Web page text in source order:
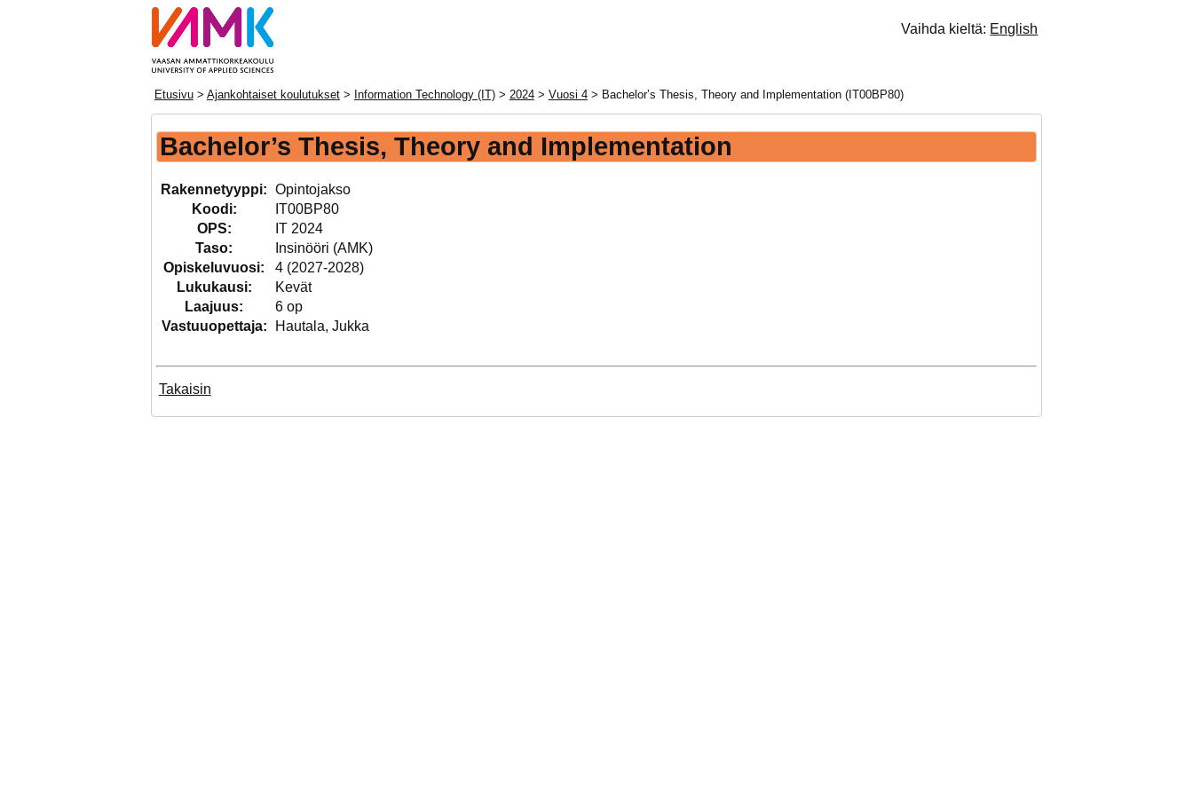
Vaihda kieltä: English
Etusivu> Ajankohtaiset koulutukset> Information Technology (IT)> 2024> Vuosi 4> Bachelor’s Thesis, Theory and Implementation (IT00BP80)
Bachelor’s Thesis, Theory and Implementation
Rakennetyyppi: Opintojakso
Koodi:
IT00BP80
OPS:
IT 2024
Taso:
Insinööri (AMK)
Opiskeluvuosi:
4 (2027-2028)
Lukukausi:
Kevät
Laajuus:
6 op
Vastuuopettaja:
Hautala, Jukka
Takaisin